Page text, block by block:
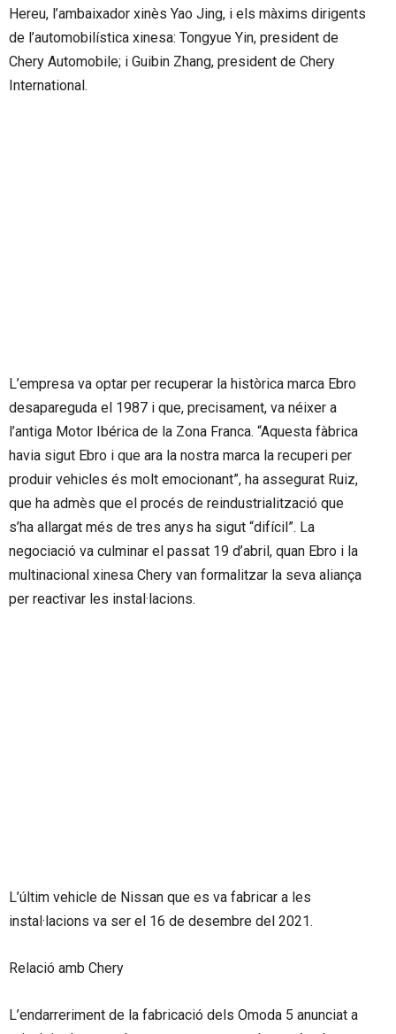
Hereu, l’ambaixador xinès Yao Jing, i els màxims dirigents
de l’automobilística xinesa: Tongyue Yin, president de
Chery Automobile; i Guibin Zhang, president de Chery
International.
L’empresa va optar per recuperar la històrica marca Ebro
desapareguda el 1987 i que, precisament, va néixer a
l’antiga Motor Ibérica de la Zona Franca. “Aquesta fàbrica
havia sigut Ebro i que ara la nostra marca la recuperi per
produir vehicles és molt emocionant”, ha assegurat Ruiz,
que ha admès que el procés de reindustrialització que
s’ha allargat més de tres anys ha sigut “difícil”. La
negociació va culminar el passat 19 d’abril, quan Ebro i la
multinacional xinesa Chery van formalitzar la seva aliança
per reactivar les instal·lacions.
L’últim vehicle de Nissan que es va fabricar a les
instal·lacions va ser el 16 de desembre del 2021.
Relació amb Chery
L’endarreriment de la fabricació dels Omoda 5 anunciat a